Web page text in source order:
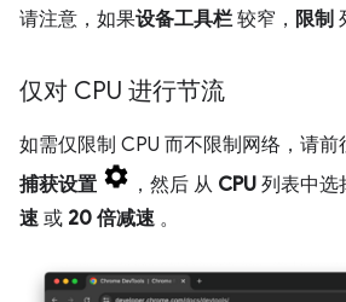
请注意，如果设备工具栏 较窄， 限制
仅对 CPU 进行节流
如需仅限制 CPU 而不限制网络，请前
捕获设置
，然后 从 CPU 列表中选
速 或 20 倍减速 。